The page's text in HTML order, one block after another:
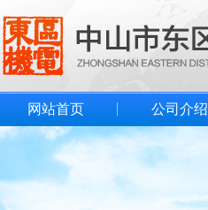
网站首页 公司介绍